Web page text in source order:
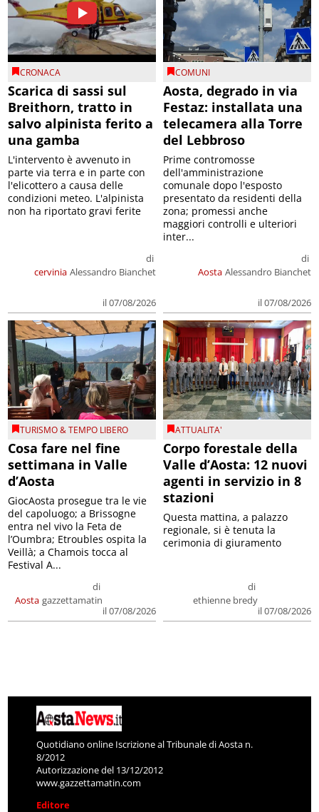
CRONACA
Scarica di sassi sul
Breithorn, tratto in
salvo alpinista ferito a
una gamba
cervinia
di
Alessandro Bianchet
il 07/08/2026
L'intervento è avvenuto in
parte via terra e in parte con
l'elicottero a causa delle
condizioni meteo. L'alpinista
non ha riportato gravi ferite
COMUNI
Aosta, degrado in via
Festaz: installata una
telecamera alla Torre
del Lebbroso
Aosta
di
Alessandro Bianchet
il 07/08/2026
Prime contromosse
dell'amministrazione
comunale dopo l'esposto
presentato da residenti della
zona; promessi anche
maggiori controlli e ulteriori
inter...
TURISMO & TEMPO LIBERO
Cosa fare nel fine
settimana in Valle
d’Aosta
Aosta
di
gazzettamatin
il 07/08/2026
GiocAosta prosegue tra le vie
del capoluogo; a Brissogne
entra nel vivo la Feta de
l’Oumbra; Etroubles ospita la
Veillà; a Chamois tocca al
Festival A...
ATTUALITA'
Corpo forestale della
Valle d’Aosta: 12 nuovi
agenti in servizio in 8
stazioni
di
ethienne bredy
il 07/08/2026
Questa mattina, a palazzo
regionale, si è tenuta la
cerimonia di giuramento
Quotidiano online Iscrizione al Tribunale di Aosta n.
8/2012
Autorizzazione del 13/12/2012
www.gazzettamatin.com
Editore